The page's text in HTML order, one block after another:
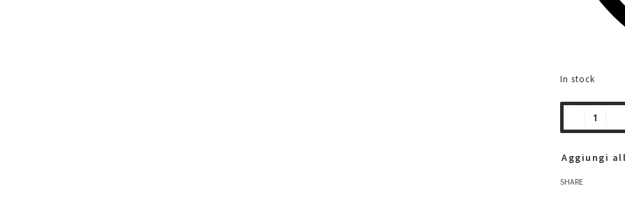
In stock
Aggiungi
SHARE